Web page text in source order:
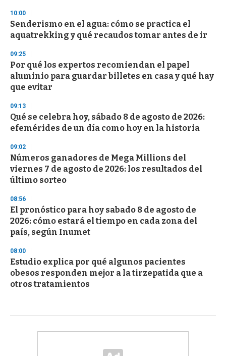
s
10:00
Senderismo en el agua: cómo se practica el
aquatrekking y qué recaudos tomar antes de ir
09:25
Por qué los expertos recomiendan el papel
aluminio para guardar billetes en casa y qué hay
que evitar
09:13
Qué se celebra hoy, sábado 8 de agosto de 2026:
efemérides de un día como hoy en la historia
09:02
Números ganadores de Mega Millions del
viernes 7 de agosto de 2026: los resultados del
último sorteo
08:56
El pronóstico para hoy sabado 8 de agosto de
2026: cómo estará el tiempo en cada zona del
país, según Inumet
08:00
Estudio explica por qué algunos pacientes
obesos responden mejor a la tirzepatida que a
otros tratamientos